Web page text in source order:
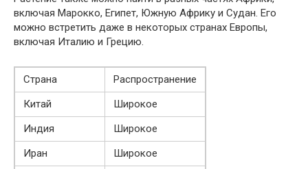
включая Марокко, Египет, Южную Африку и Судан. Его
можно встретить даже в некоторых странах Европы,
включая Италию и Грецию.
Страна
Распространение
Китай
Широкое
Индия
Широкое
Иран
Широкое